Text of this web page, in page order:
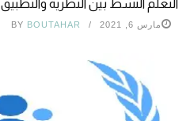
التعلم النشط بين النظرية والتطبيق
مارس 6, 2021 BY BOUTAHAR